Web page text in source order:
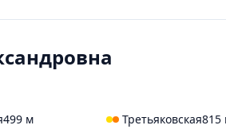
499 м Третьяковская815